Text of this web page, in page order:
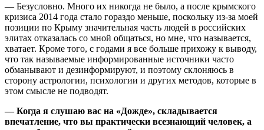
— Безусловно. Много их никогда не было, а после крымского
кризиса 2014 года стало гораздо меньше, поскольку из-за моей
позиции по Крыму значительная часть людей в российских
элитах отказалась со мной общаться, но мне, что называется,
хватает. Кроме того, с годами я все больше прихожу к выводу,
что так называемые информированные источники часто
обманывают и дезинформируют, и поэтому склоняюсь в
сторону астрологии, психологии и других методов, которые в
этом смысле не подводят.
— Когда я слушаю вас на «Дожде», складывается
впечатление, что вы прак­тически всезнающий человек, а